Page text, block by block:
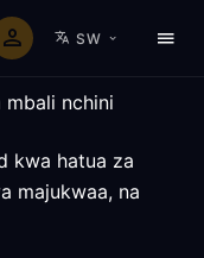
SW
nchini
kwa hatua za
majukwaa, na